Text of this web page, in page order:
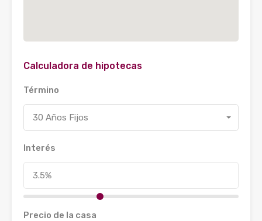
Calculadora de hipotecas
Término
30 Años Fijos
Interés
Precio de la casa